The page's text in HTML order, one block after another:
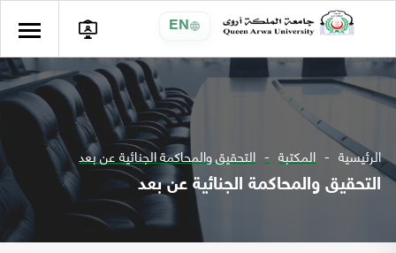
EN
الرئيسية المكتبة التحقيق والمحاكمة الجنائية عن بعد
التحقيق والمحاكمة الجنائية عن بعد